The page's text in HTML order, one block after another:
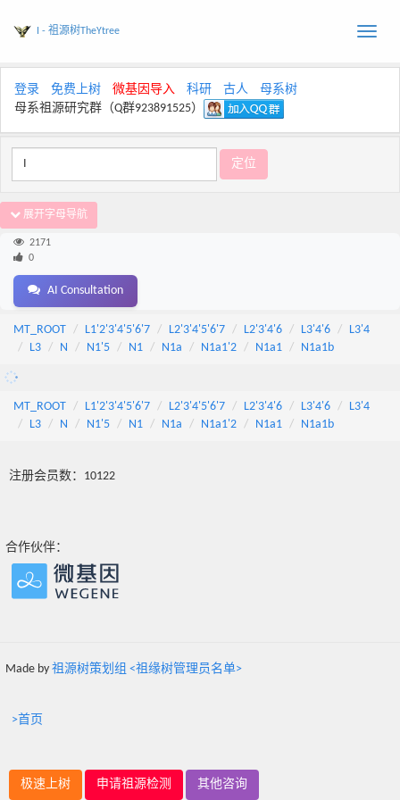
Toggle
I - 祖源树TheYtree
登录 免费上树 微基因导入 科研 古人
母系树
母系祖源研究群（Q群923891525）
展开字母导航
2171
0
AI Consultation
MT_ROOT L1'2'3'4'5'6'7 L2'3'4'5'6'7 L2'3'4'6 L3'4'6
L3'4
L3
N N1'5 N1 N1a N1a1'2 N1a1 N1a1b
MT_ROOT L1'2'3'4'5'6'7 L2'3'4'5'6'7 L2'3'4'6 L3'4'6
L3'4
L3
N N1'5 N1 N1a N1a1'2 N1a1 N1a1b
注册会员数：10122
合作伙伴：
Made by 祖源树策划组 <祖缘树管理员名单>
>首页
极速上树 申请祖源检测 其他咨询